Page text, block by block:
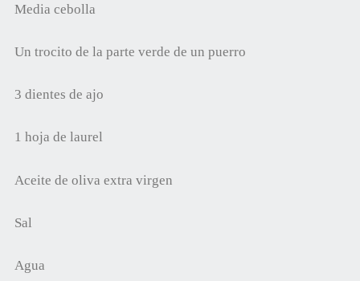
Media cebolla
Un trocito de la parte verde de un puerro
3 dientes de ajo
1 hoja de laurel
Aceite de oliva extra virgen
Sal
Agua